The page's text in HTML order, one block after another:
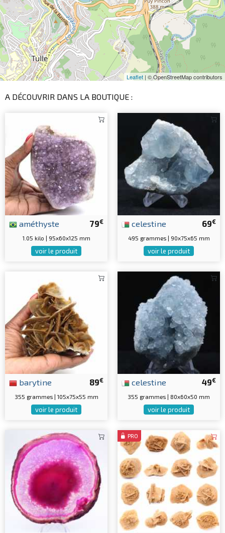
Leaflet | © OpenStreetMap contributors
A DÉCOUVRIR DANS LA BOUTIQUE :
79€
améthyste
1.05 kilo | 95x60x125 mm
voir le produit
69€
celestine
495 grammes | 90x75x65 mm
voir le produit
89€
barytine
355 grammes | 105x75x55 mm
voir le produit
49€
celestine
355 grammes | 80x60x50 mm
voir le produit
PRO